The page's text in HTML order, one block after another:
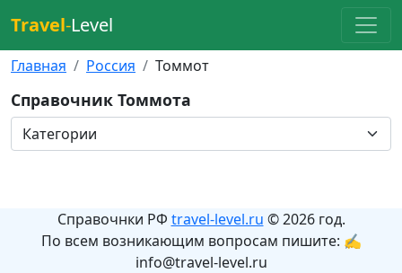
Travel-Level
Главная Россия Томмот
Справочник Томмота
Справочнки РФ travel-level.ru © 2026 год.
По всем возникающим вопросам пишите: ✍
info@travel-level.ru